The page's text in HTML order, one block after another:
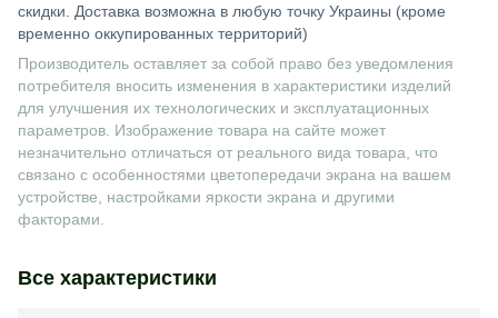
скидки. Доставка возможна в любую точку Украины (кроме
временно оккупированных территорий)
Производитель оставляет за собой право без уведомления
потребителя вносить изменения в характеристики изделий
для улучшения их технологических и эксплуатационных
параметров. Изображение товара на сайте может
незначительно отличаться от реального вида товара, что
связано с особенностями цветопередачи экрана на вашем
устройстве, настройками яркости экрана и другими
факторами.
Все характеристики